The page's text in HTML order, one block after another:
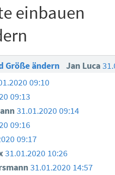
einbauen
Größe ändern Jan Luca
09:10
09:13
31.01.2020 09:14
09:16
09:17
31.01.2020 10:26
31.01.2020 14:57